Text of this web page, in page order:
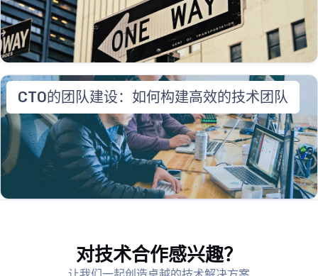
CTO的团队建设：如何构建高效的技术团队
对技术合作感兴趣？